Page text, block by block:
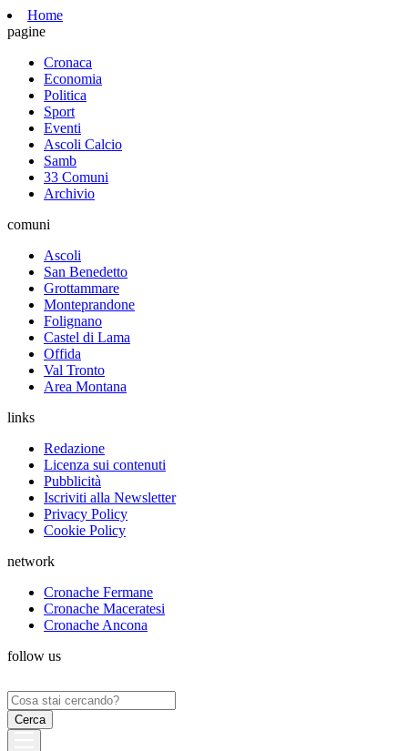
Home
pagine
Cronaca
Economia
Politica
Sport
Eventi
Ascoli Calcio
Samb
33 Comuni
Archivio
comuni
Ascoli
San Benedetto
Grottammare
Monteprandone
Folignano
Castel di Lama
Offida
Val Tronto
Area Montana
links
Redazione
Licenza sui contenuti
Pubblicità
Iscriviti alla Newsletter
Privacy Policy
Cookie Policy
network
Cronache Fermane
Cronache Maceratesi
Cronache Ancona
follow us
Ricerca
per: